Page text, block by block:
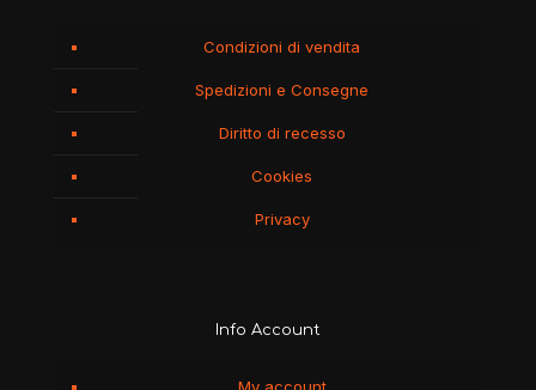
Condizioni di vendita
Spedizioni e Consegne
Diritto di recesso
Cookies
Privacy
Info Account